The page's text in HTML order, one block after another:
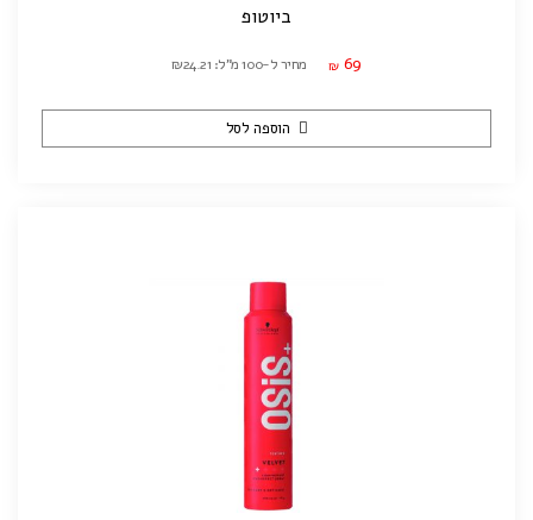
ביוטופ
₪ 69 מחיר ל-100 מ"ל: ₪24.21
הוספה לסל